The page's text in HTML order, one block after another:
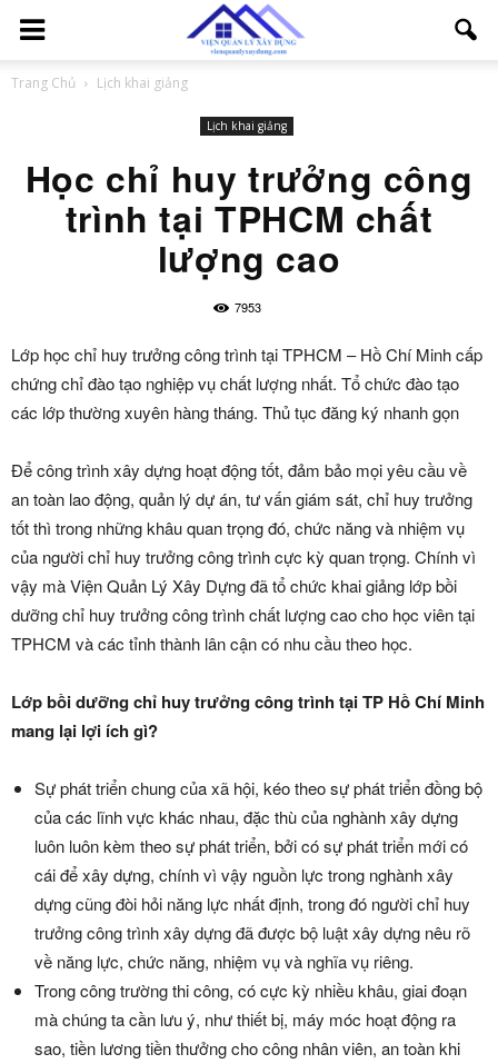
Trang Chủ Lịch khai giảng
Lịch khai giảng
Học chỉ huy trưởng công
trình tại TPHCM chất
lượng cao
7953
Lớp học chỉ huy trưởng công trình tại TPHCM – Hồ Chí Minh cấp
chứng chỉ đào tạo nghiệp vụ chất lượng nhất. Tổ chức đào tạo
các lớp thường xuyên hàng tháng. Thủ tục đăng ký nhanh gọn
Để công trình xây dựng hoạt động tốt, đảm bảo mọi yêu cầu về
an toàn lao động, quản lý dự án, tư vấn giám sát, chỉ huy trưởng
tốt thì trong những khâu quan trọng đó, chức năng và nhiệm vụ
của người chỉ huy trưởng công trình cực kỳ quan trọng. Chính vì
vậy mà Viện Quản Lý Xây Dựng đã tổ chức khai giảng lớp bồi
dưỡng chỉ huy trưởng công trình chất lượng cao cho học viên tại
TPHCM và các tỉnh thành lân cận có nhu cầu theo học.
Lớp bồi dưỡng chỉ huy trưởng công trình tại TP Hồ Chí Minh
mang lại lợi ích gì?
Sự phát triển chung của xã hội, kéo theo sự phát triển đồng bộ
của các lĩnh vực khác nhau, đặc thù của nghành xây dựng
luôn luôn kèm theo sự phát triển, bởi có sự phát triển mới có
cái để xây dựng, chính vì vậy nguồn lực trong nghành xây
dựng cũng đòi hỏi năng lực nhất định, trong đó người chỉ huy
trưởng công trình xây dựng đã được bộ luật xây dựng nêu rõ
về năng lực, chức năng, nhiệm vụ và nghĩa vụ riêng.
Trong công trường thi công, có cực kỳ nhiều khâu, giai đoạn
mà chúng ta cần lưu ý, như thiết bị, máy móc hoạt động ra
sao, tiền lương tiền thưởng cho công nhân viên, an toàn khi